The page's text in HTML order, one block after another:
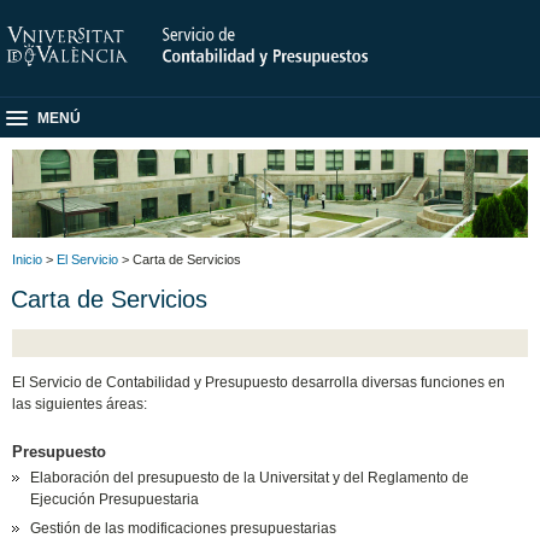
MENÚ
Inicio > El Servicio > Carta de Servicios
Carta de Servicios
El Servicio de Contabilidad y Presupuesto desarrolla diversas funciones en
las siguientes áreas:
Presupuesto
Elaboración del presupuesto de la Universitat y del Reglamento de
Ejecución Presupuestaria
Gestión de las modificaciones presupuestarias